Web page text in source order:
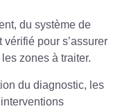
du système de
pour s’assurer
zones à traiter.
du diagnostic, les